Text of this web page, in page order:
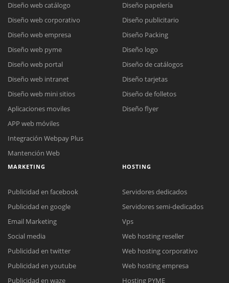
Reunión online
Nuestros ejecutivos le enviarán un correo electrónico con el enlace a
Cotización
Complete el formulario y nos contactaremos a la brevedad.
Chat Online
formulario para enviarnos un correo electrónico con sus datos
personales.
Diseño web catálogo
Diseño web corporativo
Diseño web empresa
Diseño web pyme
Diseño web portal
Diseño web intranet
Diseño web mini sitios
Aplicaciones moviles
APP web móviles
Integración Webpay Plus
Mantención Web
Diseño papelería
Diseño publicitario
Diseño Packing
Diseño logo
Diseño de catálogos
Diseño tarjetas
Diseño de folletos
Diseño flyer
MARKETING
Publicidad en facebook
Publicidad en google
Email Marketing
Social media
Publicidad en twitter
Publicidad en youtube
Publicidad en waze
HOSTING
Servidores dedicados
Servidores semi-dedicados
Vps
Web hosting reseller
Web hosting corporativo
Web hosting empresa
Hosting PYME